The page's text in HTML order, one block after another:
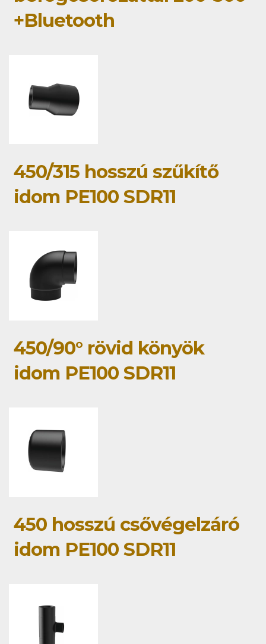
+Bluetooth
450/315 hosszú szűkítő
idom PE100 SDR11
450/90° rövid könyök
idom PE100 SDR11
450 hosszú csővégelzáró
idom PE100 SDR11